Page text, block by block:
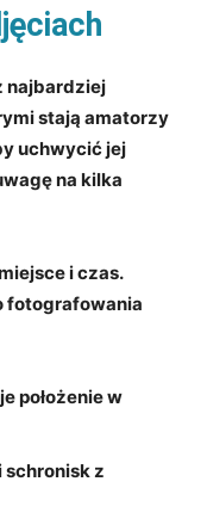
najbardziej
stają amatorzy
uchwycić jej
na kilka
i czas.
fotografowania
położenie w
schronisk z